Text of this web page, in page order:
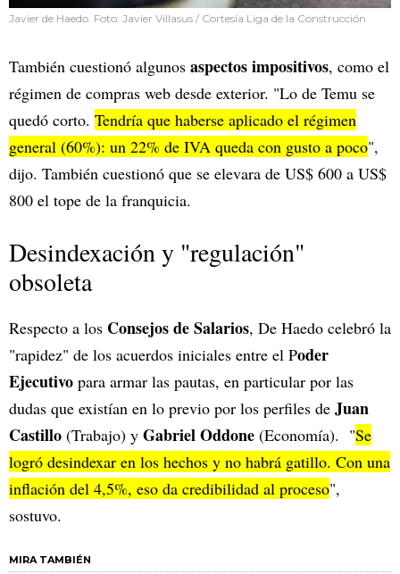
Javier de Haedo. Foto: Javier Villasus / Cortesía Liga de la Construcción
También cuestionó algunos aspectos impositivos, como el
régimen de compras web desde exterior. "Lo de Temu se
quedó corto. Tendría que haberse aplicado el régimen
general (60%): un 22% de IVA queda con gusto a poco",
dijo. También cuestionó que se elevara de US$ 600 a US$
800 el tope de la franquicia.
Desindexación y "regulación"
obsoleta
Respecto a los Consejos de Salarios, De Haedo celebró la
"rapidez" de los acuerdos iniciales entre el Poder
Ejecutivo para armar las pautas, en particular por las
dudas que existían en lo previo por los perfiles de Juan
Castillo (Trabajo) y Gabriel Oddone (Economía). "Se
logró desindexar en los hechos y no habrá gatillo. Con una
inflación del 4,5%, eso da credibilidad al proceso",
sostuvo.
MIRA TAMBIÉN